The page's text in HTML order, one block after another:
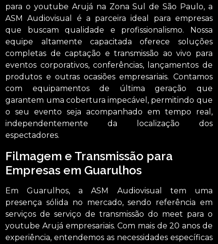
para o youtube Arujá na Zona Sul de São Paulo, a
ASM Audiovisual é a parceira ideal para empresas
que buscam qualidade e profissionalismo. Nossa
equipe altamente capacitada oferece soluções
completas de captação e transmissão ao vivo para
eventos corporativos, conferências, lançamentos de
produtos e outras ocasiões empresariais. Contamos
com equipamentos de última geração que
garantem uma cobertura impecável, permitindo que
o seu evento seja acompanhado em tempo real,
independentemente da localização dos
espectadores.
Filmagem e Transmissão para
Empresas em Guarulhos
Em Guarulhos, a ASM Audiovisual tem uma
presença sólida no mercado, sendo referência em
serviços de serviço de transmissão do meet para o
youtube Arujá empresariais. Com mais de 20 anos de
experiência, entendemos as necessidades específicas